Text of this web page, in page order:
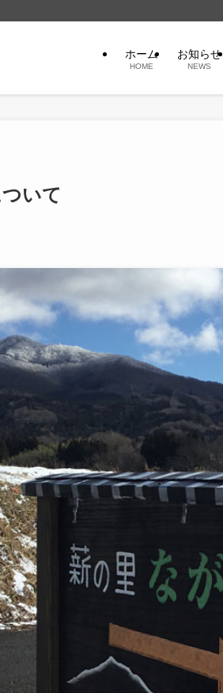
ホーム
HOME
お知らせ
NEWS
いて